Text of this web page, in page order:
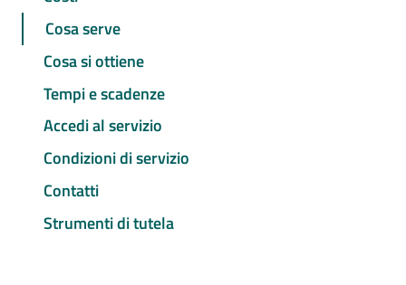
Cosa serve
Cosa si ottiene
Tempi e scadenze
Accedi al servizio
Condizioni di servizio
Contatti
Strumenti di tutela